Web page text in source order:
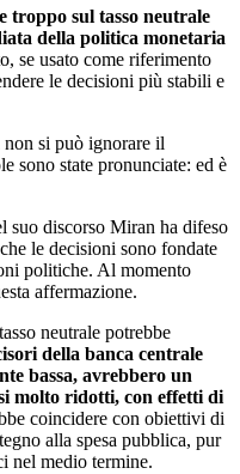
troppo sul tasso neutrale
della politica monetaria
se usato come riferimento
le decisioni più stabili e
si può ignorare il
sono state pronunciate: ed è
suo discorso Miran ha difeso
le decisioni sono fondate
politiche. Al momento
affermazione.
neutrale potrebbe
della banca centrale
bassa, avrebbero un
molto ridotti, con effetti di
coincidere con obiettivi di
alla spesa pubblica, pur
nel medio termine.